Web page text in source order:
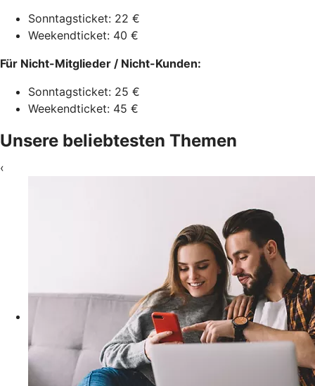
Sonntagsticket: 22 €
Weekendticket: 40 €
Für Nicht-Mitglieder / Nicht-Kunden:
Sonntagsticket: 25 €
Weekendticket: 45 €
Unsere beliebtesten Themen
‹